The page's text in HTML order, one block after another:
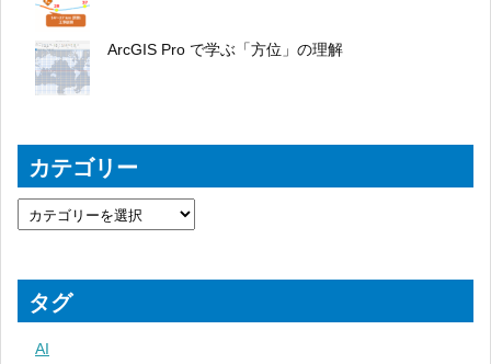
ArcGIS Pro で学ぶ「方位」の理解
カテゴリー
タグ
AI